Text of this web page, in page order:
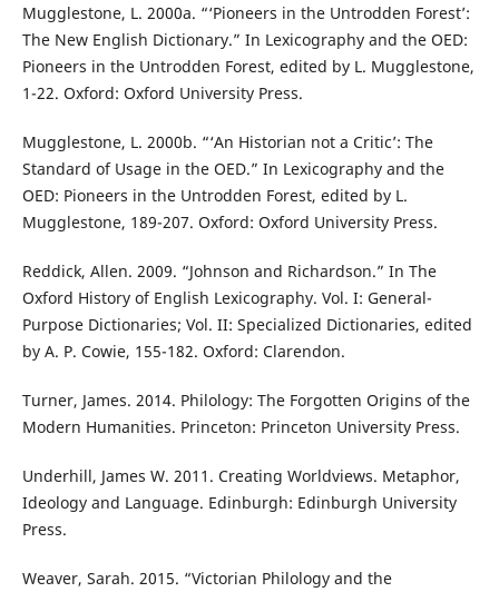
Mugglestone, L. 2000a. “‘Pioneers in the Untrodden Forest’:
The New English Dictionary.” In Lexicography and the OED:
Pioneers in the Untrodden Forest, edited by L. Mugglestone,
1-22. Oxford: Oxford University Press.
Mugglestone, L. 2000b. “‘An Historian not a Critic’: The
Standard of Usage in the OED.” In Lexicography and the
OED: Pioneers in the Untrodden Forest, edited by L.
Mugglestone, 189-207. Oxford: Oxford University Press.
Reddick, Allen. 2009. “Johnson and Richardson.” In The
Oxford History of English Lexicography. Vol. I: General-
Purpose Dictionaries; Vol. II: Specialized Dictionaries, edited
by A. P. Cowie, 155-182. Oxford: Clarendon.
Turner, James. 2014. Philology: The Forgotten Origins of the
Modern Humanities. Princeton: Princeton University Press.
Underhill, James W. 2011. Creating Worldviews. Metaphor,
Ideology and Language. Edinburgh: Edinburgh University
Press.
Weaver, Sarah. 2015. “Victorian Philology and the